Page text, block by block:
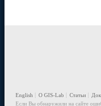
English О GIS-Lab Статьи
Если Вы обнаружили на сайте